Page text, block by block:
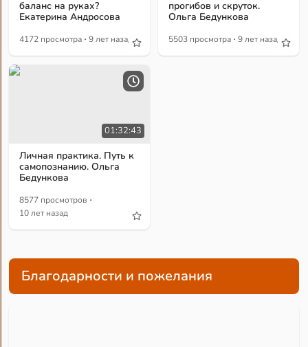
баланс на руках?
Екатерина Андросова
4172 просмотра · 9 лет назад
прогибов и скруток.
Ольга Бедункова
5503 просмотра · 9 лет назад
01:32:43
Личная практика. Путь к
самопознанию. Ольга
Бедункова
8577 просмотров ·
10 лет назад
Благодарности и пожелания